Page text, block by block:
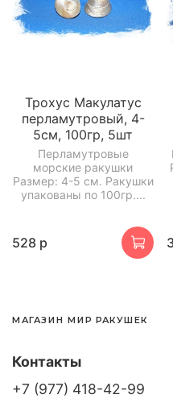
Трохус Макулатус
перламутровый, 4-
5см, 100гр, 5шт
Перламутровые
морские ракушки
Размер: 4-5 см. Ракушки
упакованы по 100гр....
528 р
МАГАЗИН МИР РАКУШЕК
Контакты
+7 (977) 418-42-99